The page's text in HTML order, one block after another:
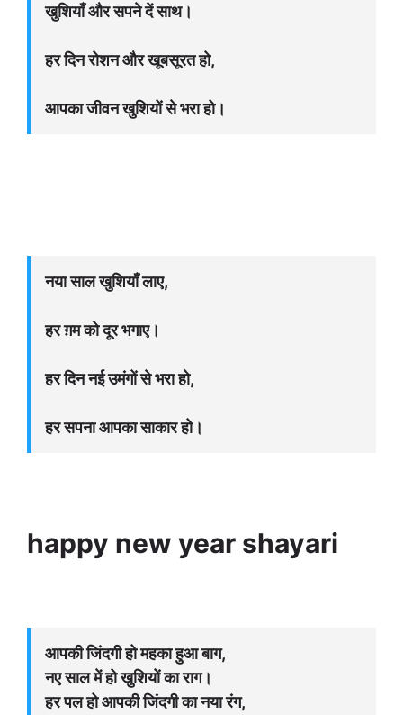
खुशियाँ और सपने दें साथ।
हर दिन रोशन और खूबसूरत हो,
आपका जीवन खुशियों से भरा हो।
नया साल खुशियाँ लाए,
हर ग़म को दूर भगाए।
हर दिन नई उमंगों से भरा हो,
हर सपना आपका साकार हो।
happy new year shayari
आपकी जिंदगी हो महका हुआ बाग,
नए साल में हो खुशियों का राग।
हर पल हो आपकी जिंदगी का नया रंग,